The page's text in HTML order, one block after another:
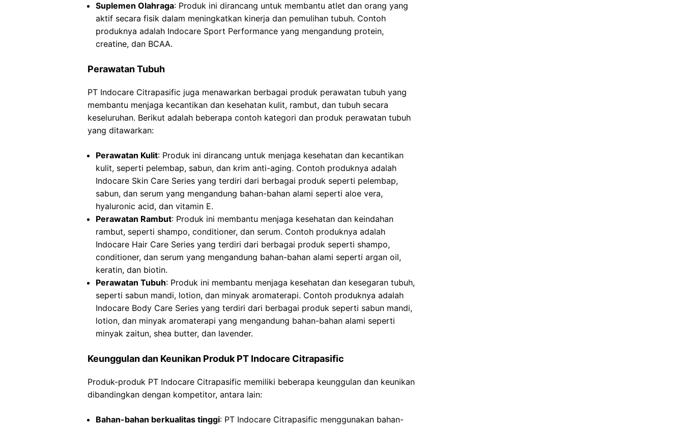
Suplemen Olahraga: Produk ini dirancang untuk membantu atlet dan orang yang
aktif secara fisik dalam meningkatkan kinerja dan pemulihan tubuh. Contoh
produknya adalah Indocare Sport Performance yang mengandung protein,
creatine, dan BCAA.
Perawatan Tubuh
PT Indocare Citrapasific juga menawarkan berbagai produk perawatan tubuh yang
membantu menjaga kecantikan dan kesehatan kulit, rambut, dan tubuh secara
keseluruhan. Berikut adalah beberapa contoh kategori dan produk perawatan tubuh
yang ditawarkan:
Perawatan Kulit: Produk ini dirancang untuk menjaga kesehatan dan kecantikan
kulit, seperti pelembap, sabun, dan krim anti-aging. Contoh produknya adalah
Indocare Skin Care Series yang terdiri dari berbagai produk seperti pelembap,
sabun, dan serum yang mengandung bahan-bahan alami seperti aloe vera,
hyaluronic acid, dan vitamin E.
Perawatan Rambut: Produk ini membantu menjaga kesehatan dan keindahan
rambut, seperti shampo, conditioner, dan serum. Contoh produknya adalah
Indocare Hair Care Series yang terdiri dari berbagai produk seperti shampo,
conditioner, dan serum yang mengandung bahan-bahan alami seperti argan oil,
keratin, dan biotin.
Perawatan Tubuh: Produk ini membantu menjaga kesehatan dan kesegaran tubuh,
seperti sabun mandi, lotion, dan minyak aromaterapi. Contoh produknya adalah
Indocare Body Care Series yang terdiri dari berbagai produk seperti sabun mandi,
lotion, dan minyak aromaterapi yang mengandung bahan-bahan alami seperti
minyak zaitun, shea butter, dan lavender.
Keunggulan dan Keunikan Produk PT Indocare Citrapasific
Produk-produk PT Indocare Citrapasific memiliki beberapa keunggulan dan keunikan
dibandingkan dengan kompetitor, antara lain:
Bahan-bahan berkualitas tinggi: PT Indocare Citrapasific menggunakan bahan-